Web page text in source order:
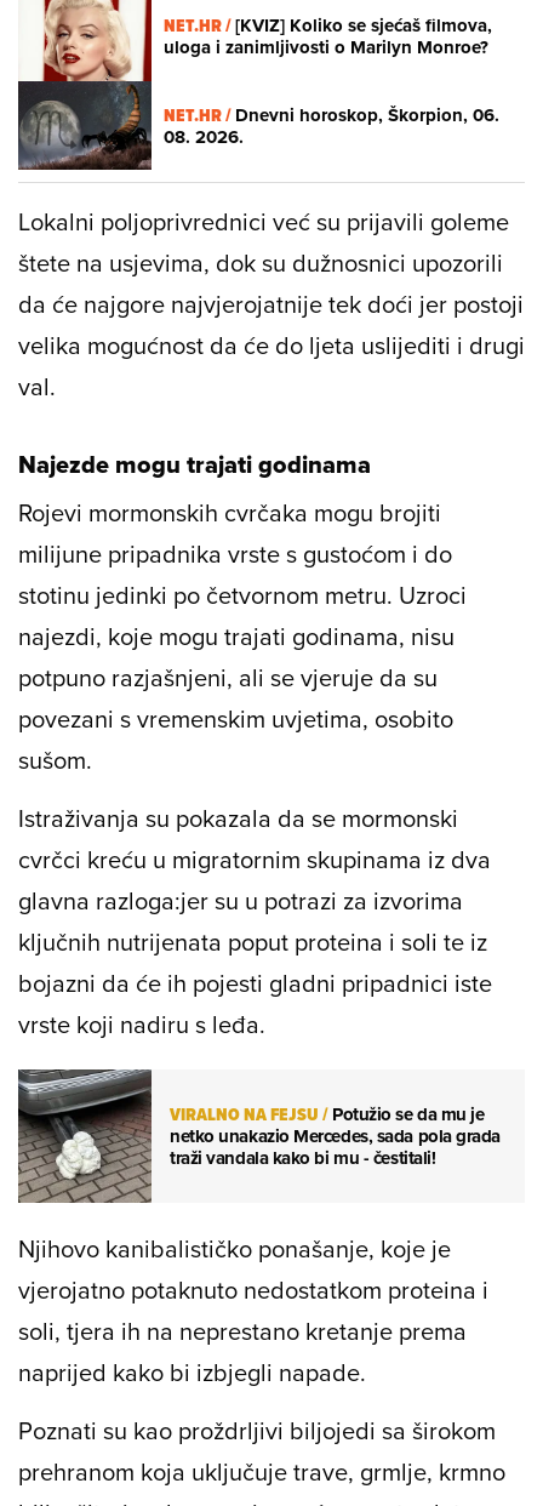
NET.HR /[KVIZ] Koliko se sjećaš filmova,
uloga i zanimljivosti o Marilyn Monroe?
NET.HR /Dnevni horoskop, Škorpion, 06.
08. 2026.
Lokalni poljoprivrednici već su prijavili goleme
štete na usjevima, dok su dužnosnici upozorili
da će najgore najvjerojatnije tek doći jer postoji
velika mogućnost da će do ljeta uslijediti i drugi
val.
Najezde mogu trajati godinama
Rojevi mormonskih cvrčaka mogu brojiti
milijune pripadnika vrste s gustoćom i do
stotinu jedinki po četvornom metru. Uzroci
najezdi, koje mogu trajati godinama, nisu
potpuno razjašnjeni, ali se vjeruje da su
povezani s vremenskim uvjetima, osobito
sušom.
Istraživanja su pokazala da se mormonski
cvrčci kreću u migratornim skupinama iz dva
glavna razloga:jer su u potrazi za izvorima
ključnih nutrijenata poput proteina i soli te iz
bojazni da će ih pojesti gladni pripadnici iste
vrste koji nadiru s leđa.
VIRALNO NA FEJSU/Potužio se da mu je
netko unakazio Mercedes, sada pola grada
traži vandala kako bi mu - čestitali!
Njihovo kanibalističko ponašanje, koje je
vjerojatno potaknuto nedostatkom proteina i
soli, tjera ih na neprestano kretanje prema
naprijed kako bi izbjegli napade.
Poznati su kao proždrljivi biljojedi sa širokom
prehranom koja uključuje trave, grmlje, krmno